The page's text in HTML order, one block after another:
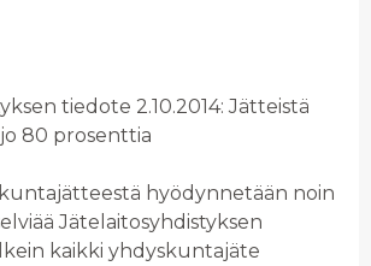
tiedote 2.10.2014: Jätteistä
80 prosenttia
hyödynnetään noin
Jätelaitosyhdistyksen
kaikki yhdyskuntajäte